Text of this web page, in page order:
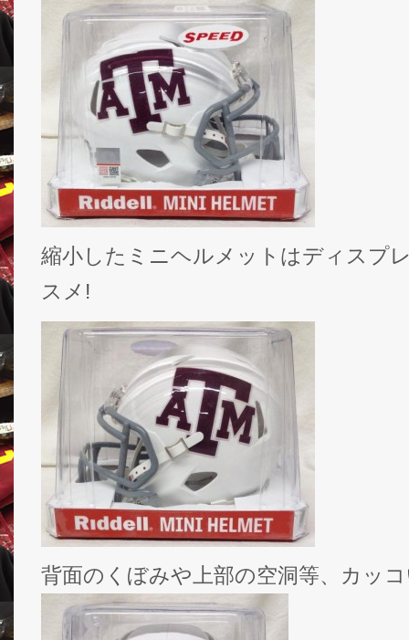
縮小したミニヘルメットはディスプ
スメ!
背面のくぼみや上部の空洞等、カッ